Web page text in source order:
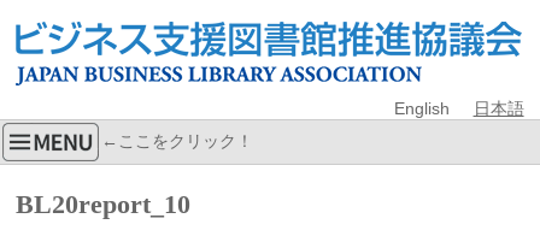
English 日本語
←ここをクリック！
BL20report_10